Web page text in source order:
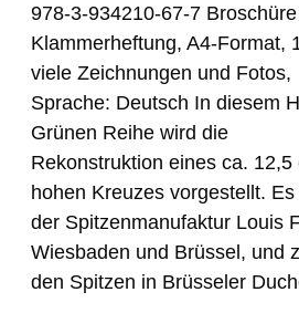
978-3-934210-67-7
Klammerheftung, A4-Format,
viele Zeichnungen und Fotos,
Sprache: Deutsch In diesem
Grünen Reihe wird die
Rekonstruktion eines ca. 12,5
hohen Kreuzes vorgestellt. Es
der Spitzenmanufaktur Louis
Wiesbaden und Brüssel, und
den Spitzen in Brüsseler